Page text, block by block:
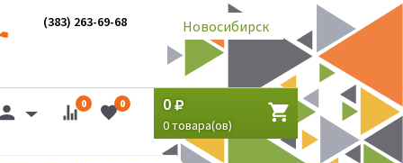
(383) 263-69-68 Новосибирск
0 0 0
0товара(ов)